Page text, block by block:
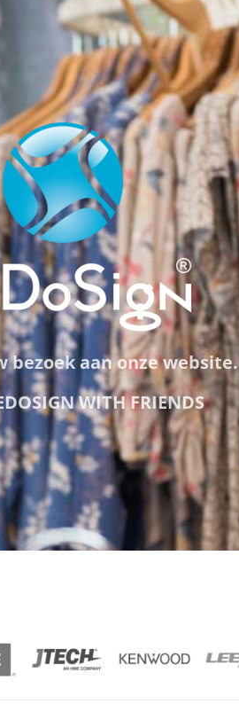
bezoek aan onze website.
WITH FRIENDS